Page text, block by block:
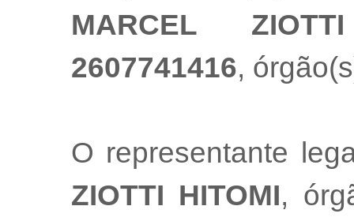
MARCEL
2607741416,
O representante
ZIOTTI HITOMI,